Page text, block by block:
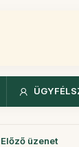
Előző üzenet